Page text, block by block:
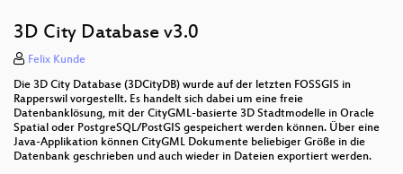
Vaadin - ein WebMapping Framework
Mapbender3 - was gibt's Neues im Projekt?
Client Side Map Rendering
3D webservices - where do we stand?
Open Data und Selbstorganisation
3D City Database v3.0
Felix Kunde
Die 3D City Database (3DCityDB) wurde auf der letzten FOSSGIS in
Rapperswil vorgestellt. Es handelt sich dabei um eine freie
Datenbanklösung, mit der CityGML-basierte 3D Stadtmodelle in Oracle
Spatial oder PostgreSQL/PostGIS gespeichert werden können. Über eine
Java-Applikation können CityGML Dokumente beliebiger Größe in die
Datenbank geschrieben und auch wieder in Dateien exportiert werden.